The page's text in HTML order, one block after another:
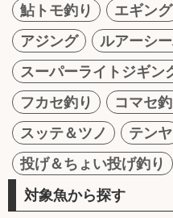
鮎トモ釣り
エギング
アジング
ルアーシ
スーパーライトジギン
フカセ釣り
コマセ
スッテ＆ツノ
テンヤ
投げ＆ちょい投げ釣り
対象魚から探す